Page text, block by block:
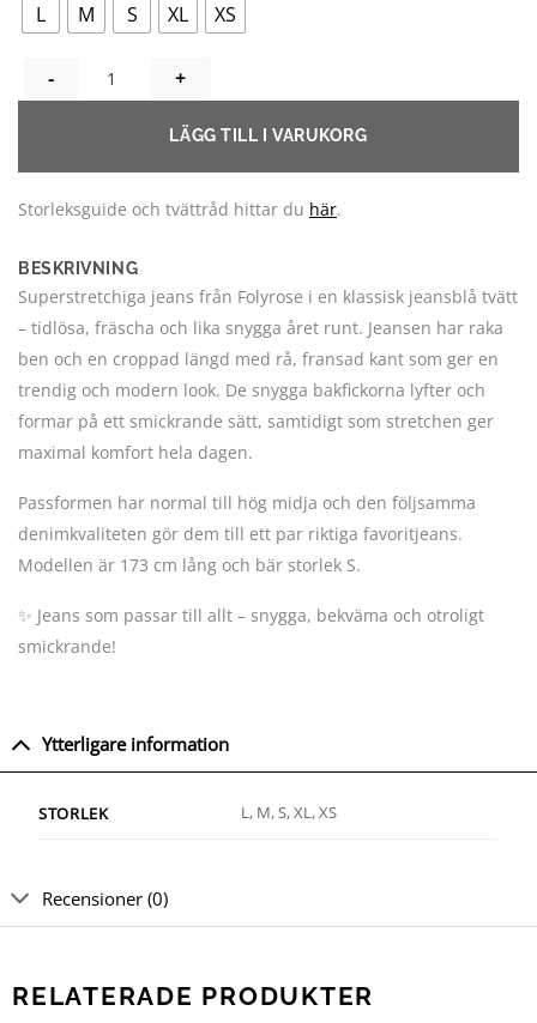
L M S XL XS
PEGGY BLÅ JEANS MED MYCKET STRETCH FOLYROSE - FYNDA
LÄGG TILL I VARUKORG
Storleksguide och tvättråd hittar du här.
BESKRIVNING
Superstretchiga jeans från Folyrose i en klassisk jeansblå tvätt
– tidlösa, fräscha och lika snygga året runt. Jeansen har raka
ben och en croppad längd med rå, fransad kant som ger en
trendig och modern look. De snygga bakfickorna lyfter och
formar på ett smickrande sätt, samtidigt som stretchen ger
maximal komfort hela dagen.
Passformen har normal till hög midja och den följsamma
denimkvaliteten gör dem till ett par riktiga favoritjeans.
Modellen är 173 cm lång och bär storlek S.
✨ Jeans som passar till allt – snygga, bekväma och otroligt
smickrande!
Ytterligare information
STORLEK L, M, S, XL, XS
Recensioner (0)
RELATERADE PRODUKTER